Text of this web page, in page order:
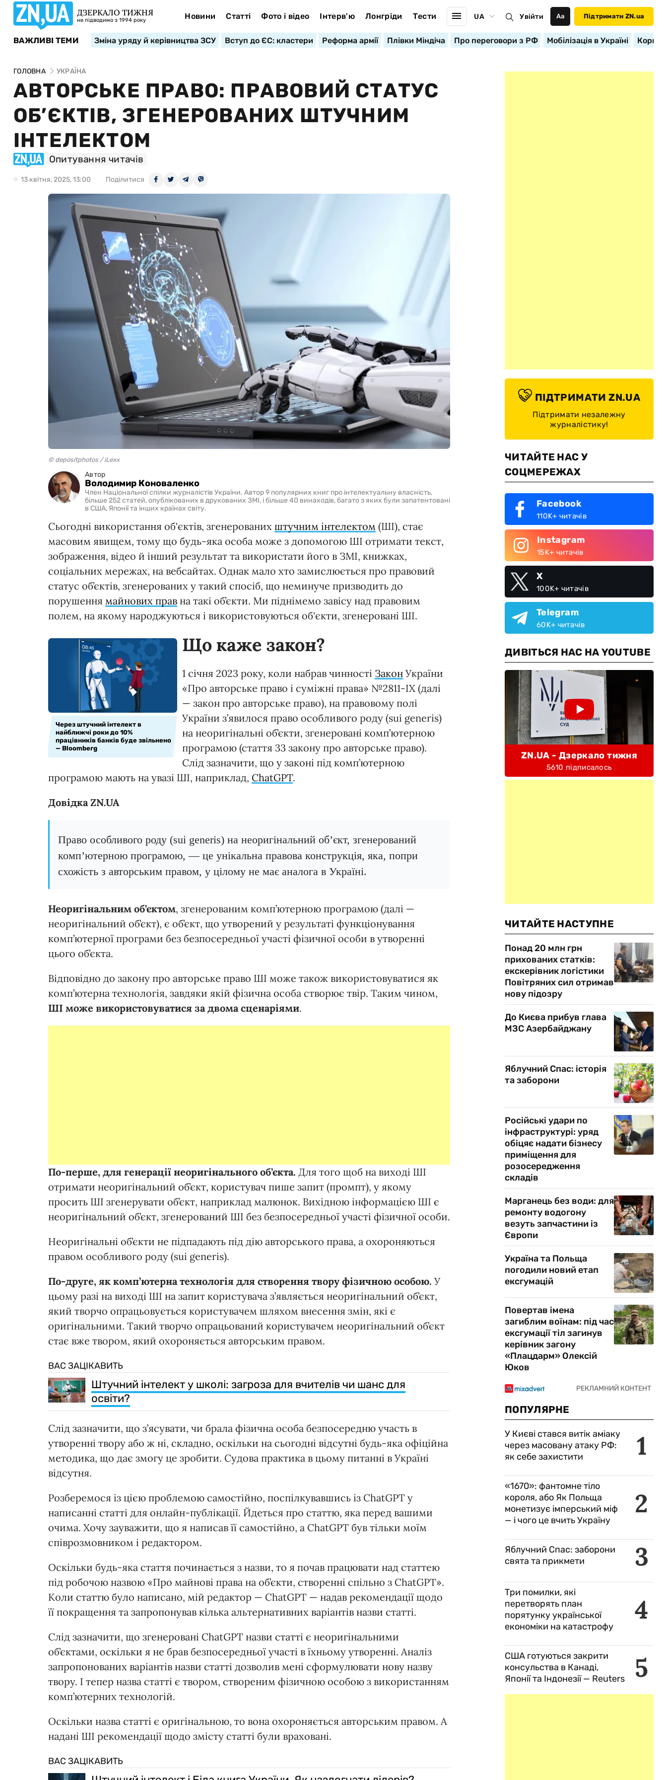
ДЗЕРКАЛО ТИЖНЯ
не підводимо з 1994 року Новини Статті Фото і відео Інтерв'ю Лонгріди Тести UA Увійти Аа Підтримати ZN.ua
ВАЖЛИВІ ТЕМИ Зміна уряду й керівництва ЗСУ Вступ до ЄС: кластери Реформа армії Плівки Міндіча Про переговори з РФ Мобілізація в Україні
ГОЛОВНА УКРАЇНА
АВТОРСЬКЕ ПРАВО: ПРАВОВИЙ СТАТУС
ОБ’ЄКТІВ, ЗГЕНЕРОВАНИХ ШТУЧНИМ
ІНТЕЛЕКТОМ
Опитування читачів
13 квiтня, 2025, 13:00 Поділитися
© depositphotos / iLexx
Автор
Володимир Коноваленко
Член Національної спілки журналістів України. Автор 9 популярних книг про інтелектуальну власність,
більше 252 статей, опублікованих в друкованих ЗМІ, і більше 40 винаходів, багато з яких були запатентовані
в США, Японії та інших країнах світу.
Сьогодні використання об'єктів, згенерованих штучним інтелектом (ШІ), стає
масовим явищем, тому що будь-яка особа може з допомогою ШІ отримати текст,
зображення, відео й інший результат та використати його в ЗМІ, книжках,
соціальних мережах, на вебсайтах. Однак мало хто замислюється про правовий
статус об’єктів, згенерованих у такий спосіб, що неминуче призводить до
порушення майнових прав на такі об’єкти. Ми піднімемо завісу над правовим
полем, на якому народжуються і використовуються об'єкти, згенеровані ШІ.
Через штучний інтелект в
найближчі роки до 10%
працівників банків буде звільнено
— Bloomberg
Що каже закон?
1 січня 2023 року, коли набрав чинності Закон України
«Про авторське право і суміжні права» №2811-IX (далі
— закон про авторське право), на правовому полі
України з’явилося право особливого роду (sui generis)
на неоригінальні об’єкти, згенеровані комп’ютерною
програмою (стаття 33 закону про авторське право).
Слід зазначити, що у законі під комп’ютерною
програмою мають на увазі ШІ, наприклад, ChatGPT.
Довідка ZN.UA
Право особливого роду (sui generis) на неоригінальний об’єкт, згенерований
комп’ютерною програмою, — це унікальна правова конструкція, яка, попри
схожість з авторським правом, у цілому не має аналога в Україні.
Неоригінальним об’єктом, згенерованим комп’ютерною програмою (далі —
неоригінальний об’єкт), є об’єкт, що утворений у результаті функціонування
комп’ютерної програми без безпосередньої участі фізичної особи в утворенні
цього об’єкта.
Відповідно до закону про авторське право ШІ може також використовуватися як
комп’ютерна технологія, завдяки якій фізична особа створює твір. Таким чином,
ШІ може використовуватися за двома сценаріями.
По-перше, для генерації неоригінального об’єкта. Для того щоб на виході ШІ
отримати неоригінальний об’єкт, користувач пише запит (промпт), у якому
просить ШІ згенерувати об’єкт, наприклад малюнок. Вихідною інформацією ШІ є
неоригінальний об’єкт, згенерований ШІ без безпосередньої участі фізичної особи.
Неоригінальні об’єкти не підпадають під дію авторського права, а охороняються
правом особливого роду (sui generis).
По-друге, як комп’ютерна технологія для створення твору фізичною особою. У
цьому разі на виході ШІ на запит користувача з’являється неоригінальний об’єкт,
який творчо опрацьовується користувачем шляхом внесення змін, які є
оригінальними. Такий творчо опрацьований користувачем неоригінальний об’єкт
стає вже твором, який охороняється авторським правом.
ВАС ЗАЦІКАВИТЬ
Штучний інтелект у школі: загроза для вчителів чи шанс для
освіти?
Слід зазначити, що з’ясувати, чи брала фізична особа безпосередню участь в
утворенні твору або ж ні, складно, оскільки на сьогодні відсутні будь-яка офіційна
методика, що дає змогу це зробити. Судова практика в цьому питанні в Україні
відсутня.
Розберемося із цією проблемою самостійно, поспілкувавшись із ChatGPT у
написанні статті для онлайн-публікації. Йдеться про статтю, яка перед вашими
очима. Хочу зауважити, що я написав її самостійно, а ChatGPT був тільки моїм
співрозмовником і редактором.
Оскільки будь-яка стаття починається з назви, то я почав працювати над статтею
під робочою назвою «Про майнові права на об’єкти, створенні спільно з ChatGPT».
Коли статтю було написано, мій редактор — ChatGPT — надав рекомендації щодо
її покращення та запропонував кілька альтернативних варіантів назви статті.
Слід зазначити, що згенеровані ChatGPT назви статті є неоригінальними
об’єктами, оскільки я не брав безпосередньої участі в їхньому утворенні. Аналіз
запропонованих варіантів назви статті дозволив мені сформулювати нову назву
твору. І тепер назва статті є твором, створеним фізичною особою з використанням
комп’ютерних технологій.
Оскільки назва статті є оригінальною, то вона охороняється авторським правом. А
надані ШІ рекомендації щодо змісту статті були враховані.
ВАС ЗАЦІКАВИТЬ
ПІДТРИМАТИ ZN.UA
Підтримати незалежну
журналістику!
ЧИТАЙТЕ НАС У
СОЦМЕРЕЖАХ
Facebook
110K+ читачів
Instagram
15K+ читачів
X
100K+ читачів
Telegram
60K+ читачів
ДИВІТЬСЯ НАС НА YOUTUBE
ZN.UA - Дзеркало тижня
5610 підписалось
ЧИТАЙТЕ НАСТУПНЕ
Понад 20 млн грн
прихованих статків:
екскерівник логістики
Повітряних сил отримав
нову підозру
До Києва прибув глава
МЗС Азербайджану
Яблучний Спас: історія
та заборони
Російські удари по
інфраструктурі: уряд
обіцяє надати бізнесу
приміщення для
розосередження
складів
Марганець без води: для
ремонту водогону
везуть запчастини із
Європи
Україна та Польща
погодили новий етап
ексгумацій
Повертав імена
загиблим воїнам: під час
ексгумації тіл загинув
керівник загону
«Плацдарм» Олексій
Юков
ПОПУЛЯРНЕ
1
У Києві стався витік аміаку
через масовану атаку РФ:
як себе захистити
2
«1670»: фантомне тіло
короля, або Як Польща
монетизує імперський міф
— і чого це вчить Україну
3
Яблучний Спас: заборони
свята та прикмети
4
Три помилки, які
перетворять план
порятунку української
економіки на катастрофу
5
США готуються закрити
консульства в Канаді,
Японії та Індонезії — Reuters